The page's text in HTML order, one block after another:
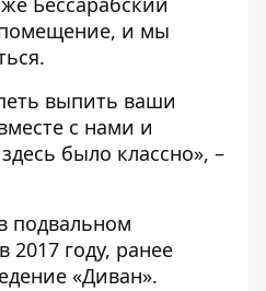
и мы
выпить ваши
с нами и
было классно», –
подвальном
году, ранее
«Диван».